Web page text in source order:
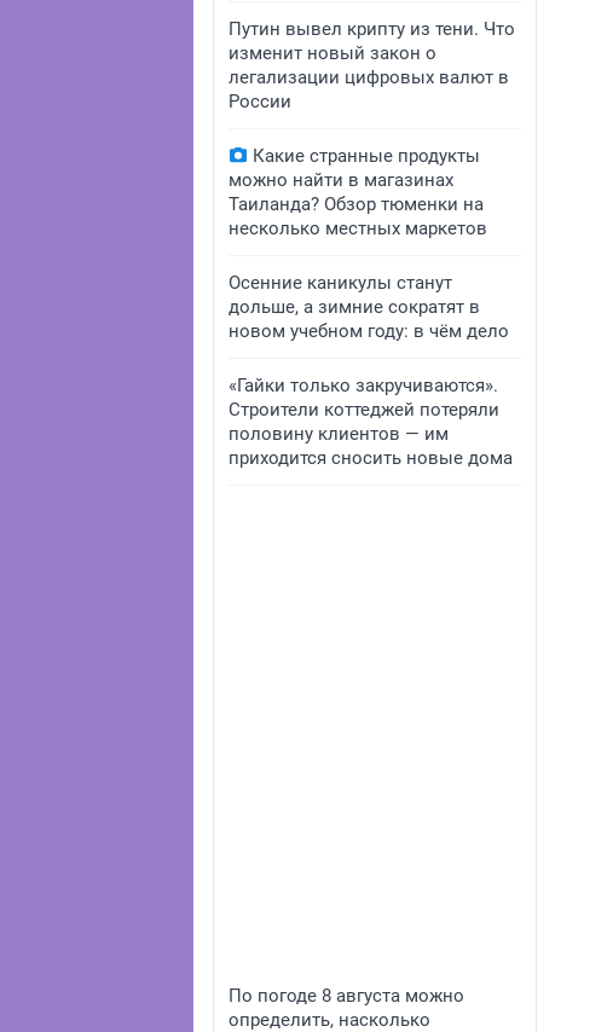
Путин вывел крипту из тени. Что
изменит новый закон о
легализации цифровых валют в
России
Какие странные продукты
можно найти в магазинах
Таиланда? Обзор тюменки на
несколько местных маркетов
Осенние каникулы станут
дольше, а зимние сократят в
новом учебном году: в чём дело
«Гайки только закручиваются».
Строители коттеджей потеряли
половину клиентов — им
приходится сносить новые дома
По погоде 8 августа можно
определить, насколько